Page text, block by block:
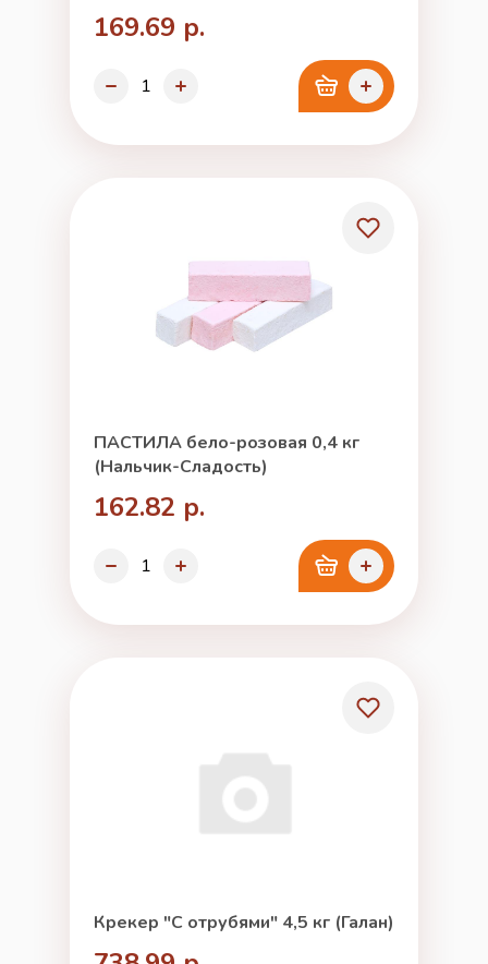
169.69 р.
ПАСТИЛА бело-розовая 0,4 кг
(Нальчик-Сладость)
162.82 р.
Крекер "С отрубями" 4,5 кг (Галан)